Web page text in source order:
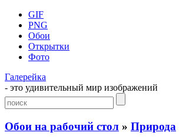
GIF
PNG
Обои
Открытки
Фото
Галерейка
- это удивительный мир изображений
Обои на рабочий стол » Природа